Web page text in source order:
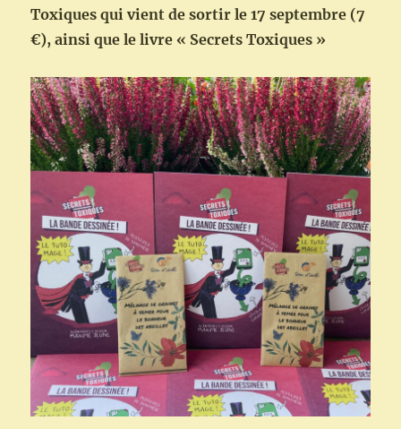
Toxiques qui vient de sortir le 17 septembre (7
€), ainsi que le livre « Secrets Toxiques »